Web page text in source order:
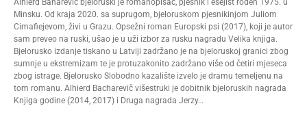
Minsku. Od kraja 2020. sa suprugom, bjeloruskom pjesnikinjom Juliom
Cimafiejevom, živi u Grazu. Opsežni roman Europski psi (2017), koji je autor
sam preveo na ruski, ušao je u uži izbor za rusku nagradu Velika knjiga.
Bjelorusko izdanje tiskano u Latviji zadržano je na bjeloruskoj granici zbog
sumnje u ekstremizam te je protuzakonito zadržano više od četiri mjeseca
zbog istrage. Bjelorusko Slobodno kazalište izvelo je dramu temeljenu na
tom romanu. Alhierd Bacharevič višestruki je dobitnik bjeloruskih nagrada
Knjiga godine (2014, 2017) i Druga nagrada Jerzy…